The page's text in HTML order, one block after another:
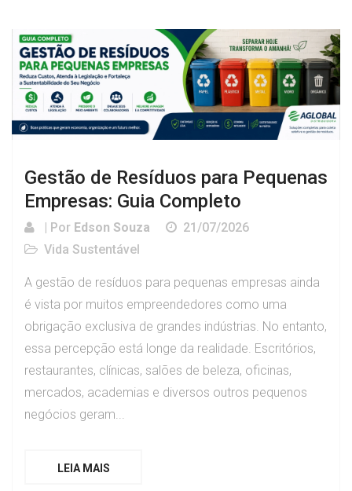
Gestão de Resíduos para Pequenas
Empresas: Guia Completo
| Por Edson Souza
21/07/2026
Vida Sustentável
A gestão de resíduos para pequenas empresas ainda
é vista por muitos empreendedores como uma
obrigação exclusiva de grandes indústrias. No entanto,
essa percepção está longe da realidade. Escritórios,
restaurantes, clínicas, salões de beleza, oficinas,
mercados, academias e diversos outros pequenos
negócios geram...
LEIA MAIS